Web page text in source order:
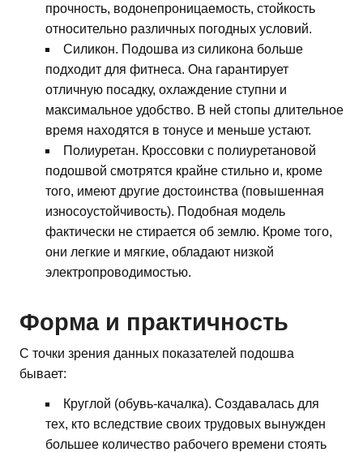
прочность, водонепроницаемость, стойкость
относительно различных погодных условий.
Силикон. Подошва из силикона больше
подходит для фитнеса. Она гарантирует
отличную посадку, охлаждение ступни и
максимальное удобство. В ней стопы длительное
время находятся в тонусе и меньше устают.
Полиуретан. Кроссовки с полиуретановой
подошвой смотрятся крайне стильно и, кроме
того, имеют другие достоинства (повышенная
износоустойчивость). Подобная модель
фактически не стирается об землю. Кроме того,
они легкие и мягкие, обладают низкой
электропроводимостью.
Форма и практичность
С точки зрения данных показателей подошва
бывает:
Круглой (обувь-качалка). Создавалась для
тех, кто вследствие своих трудовых вынужден
большее количество рабочего времени стоять